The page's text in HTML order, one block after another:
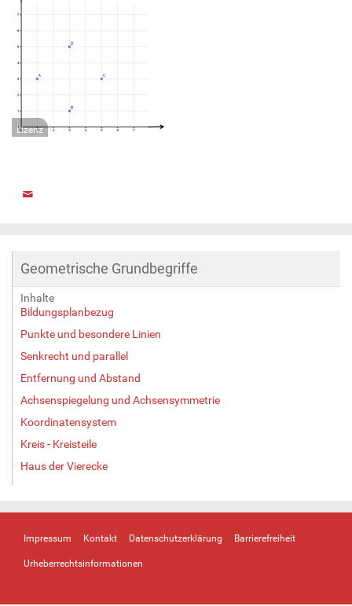
Lizenz
Geometrische Grundbegriffe
Inhalte
Bildungsplanbezug
Punkte und besondere Linien
Senkrecht und parallel
Entfernung und Abstand
Achsenspiegelung und Achsensymmetrie
Koordinatensystem
Kreis - Kreisteile
Haus der Vierecke
Impressum Kontakt Datenschutzerklärung Barrierefreiheit
Urheberrechtsinformationen